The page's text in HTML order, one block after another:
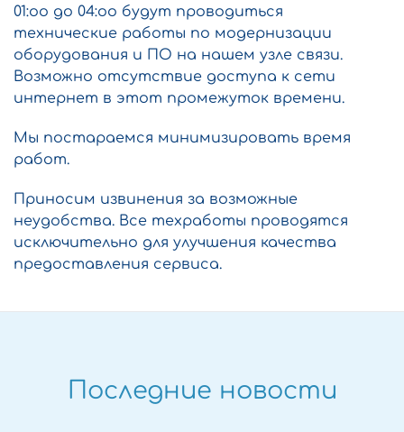
01:оо до 04:oо будут проводиться
технические работы по модернизации
оборудования и ПО на нашем узле связи.
Возможно отсутствие доступа к сети
интернет в этот промежуток времени.
Мы постараемся минимизировать время
работ.
Приносим извинения за возможные
неудобства. Все техработы проводятся
исключительно для улучшения качества
предоставления сервиса.
Последние новости